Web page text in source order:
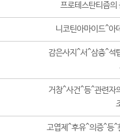
프로테스탄티즘의
니코틴아마이드^아
감은사지^서^삼층^석
거창^사건^등^관련자
고엽제^후유^의증^등